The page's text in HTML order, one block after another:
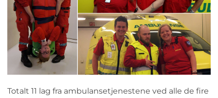
Totalt 11 lag fra ambulansetjenestene ved alle de fire